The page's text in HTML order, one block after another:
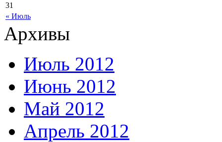
« Июль
31
Архивы
Июль 2012
Июнь 2012
Май 2012
Апрель 2012